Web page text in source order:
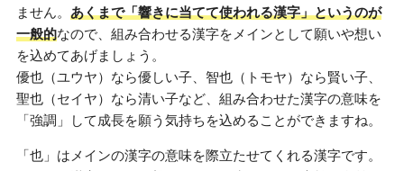
ません。 あくまで「響きに当てて使われる漢字」というのが
一般的なので、組み合わせる漢字をメインとして願いや想い
を込めてあげましょう。
優也（ユウヤ）なら優しい子、智也（トモヤ）なら賢い子、
聖也（セイヤ）なら清い子など、組み合わせた漢字の意味を
「強調」して成長を願う気持ちを込めることができますね。
「也」はメインの漢字の意味を際立たせてくれる漢字です。